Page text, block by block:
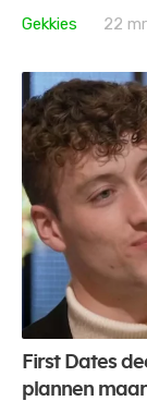
Gekkies
22
First Dates
plannen